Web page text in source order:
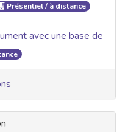
Présentiel / à distance
avec une base de